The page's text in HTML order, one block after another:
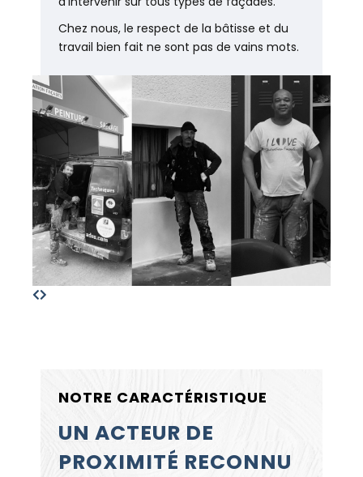
Chez nous, le respect de la bâtisse et du
travail bien fait ne sont pas de vains mots.
NOTRE CARACTÉRISTIQUE
UN ACTEUR DE
PROXIMITÉ RECONNU